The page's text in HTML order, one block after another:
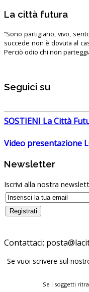
La città futura
“Sono partigiano, vivo,
succede non è dovuta al
Perciò odio chi non
Seguici su
SOSTIENI La Città
Video presentazione
Newsletter
Iscrivi alla nostra
Contattaci:
Se vuoi scrivere sul
Se i soggetti